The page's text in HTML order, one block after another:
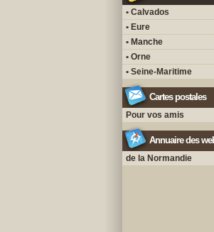
• Calvados
• Eure
• Manche
• Orne
• Seine-Maritime
Cartes postales
Pour vos amis
Annuaire des
de la Normandie